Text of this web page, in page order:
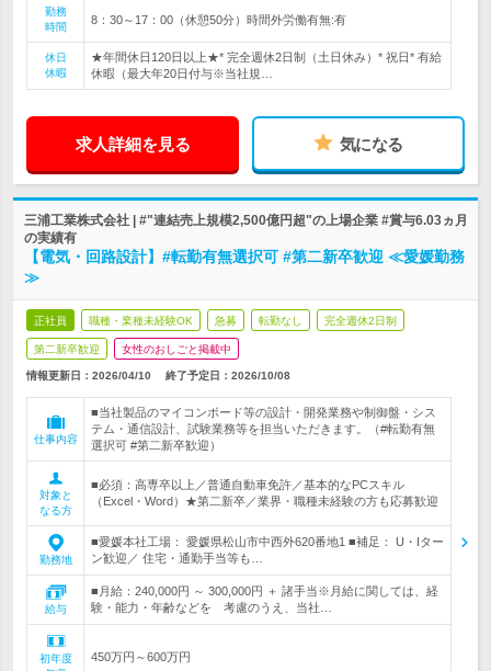
勤務
時間
8：30～17：00（休憩50分）時間外労働有無:有
休日
休暇
★年間休日120日以上★* 完全週休2日制（土日休み）* 祝日* 有給
休暇（最大年20日付与※当社規…
求人詳細を見る 気になる
三浦工業株式会社 | #"連結売上規模2,500億円超"の上場企業 #賞与6.03ヵ月
の実績有
【電気・回路設計】#転勤有無選択可 #第二新卒歓迎 ≪愛媛勤務
≫
正社員 職種・業種未経験OK 急募 転勤なし 完全週休2日制
第二新卒歓迎 女性のおしごと掲載中
情報更新日：2026/04/10 終了予定日： 2026/10/08
仕事内容
■当社製品のマイコンボード等の設計・開発業務や制御盤・シス
テム・通信設計、試験業務等を担当いただきます。（#転勤有無
選択可 #第二新卒歓迎）
対象と
なる方
■必須：高専卒以上／普通自動車免許／基本的なPCスキル
（Excel・Word）★第二新卒／業界・職種未経験の方も応募歓迎
勤務地
■愛媛本社工場： 愛媛県松山市中西外620番地1 ■補足： U・Iター
ン歓迎／ 住宅・通勤手当等も…
給与
■月給：240,000円 ～ 300,000円 ＋ 諸手当※月給に関しては、経
験・能力・年齢などを 考慮のうえ、当社…
初年度
450万円～600万円